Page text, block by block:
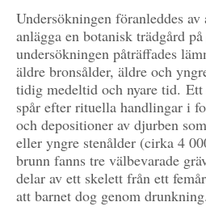
Undersökningen föranleddes
anlägga en botanisk trädgård
undersökningen påträffades
äldre bronsålder, äldre och
tidig medeltid och nyare tid.
spår efter rituella handlingar i
och depositioner av djurben
eller yngre stenålder (cirka 4
brunn fanns tre välbevarade
delar av ett skelett från ett
att barnet dog genom drunkning.